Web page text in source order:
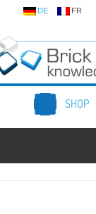
DE FR
SHOP